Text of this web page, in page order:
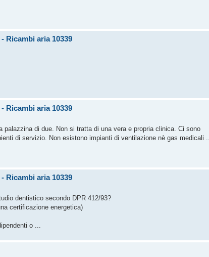
Ricambi aria 10339
Ricambi aria 10339
di due. Non si tratta di una vera e propria clinica. Ci sono
di servizio. Non esistono impianti di ventilazione nè gas medicali ...
Ricambi aria 10339
dentistico secondo DPR 412/93?
certificazione energetica)
o ...